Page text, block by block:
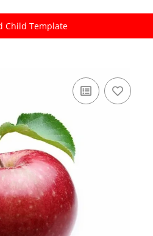
Child Template